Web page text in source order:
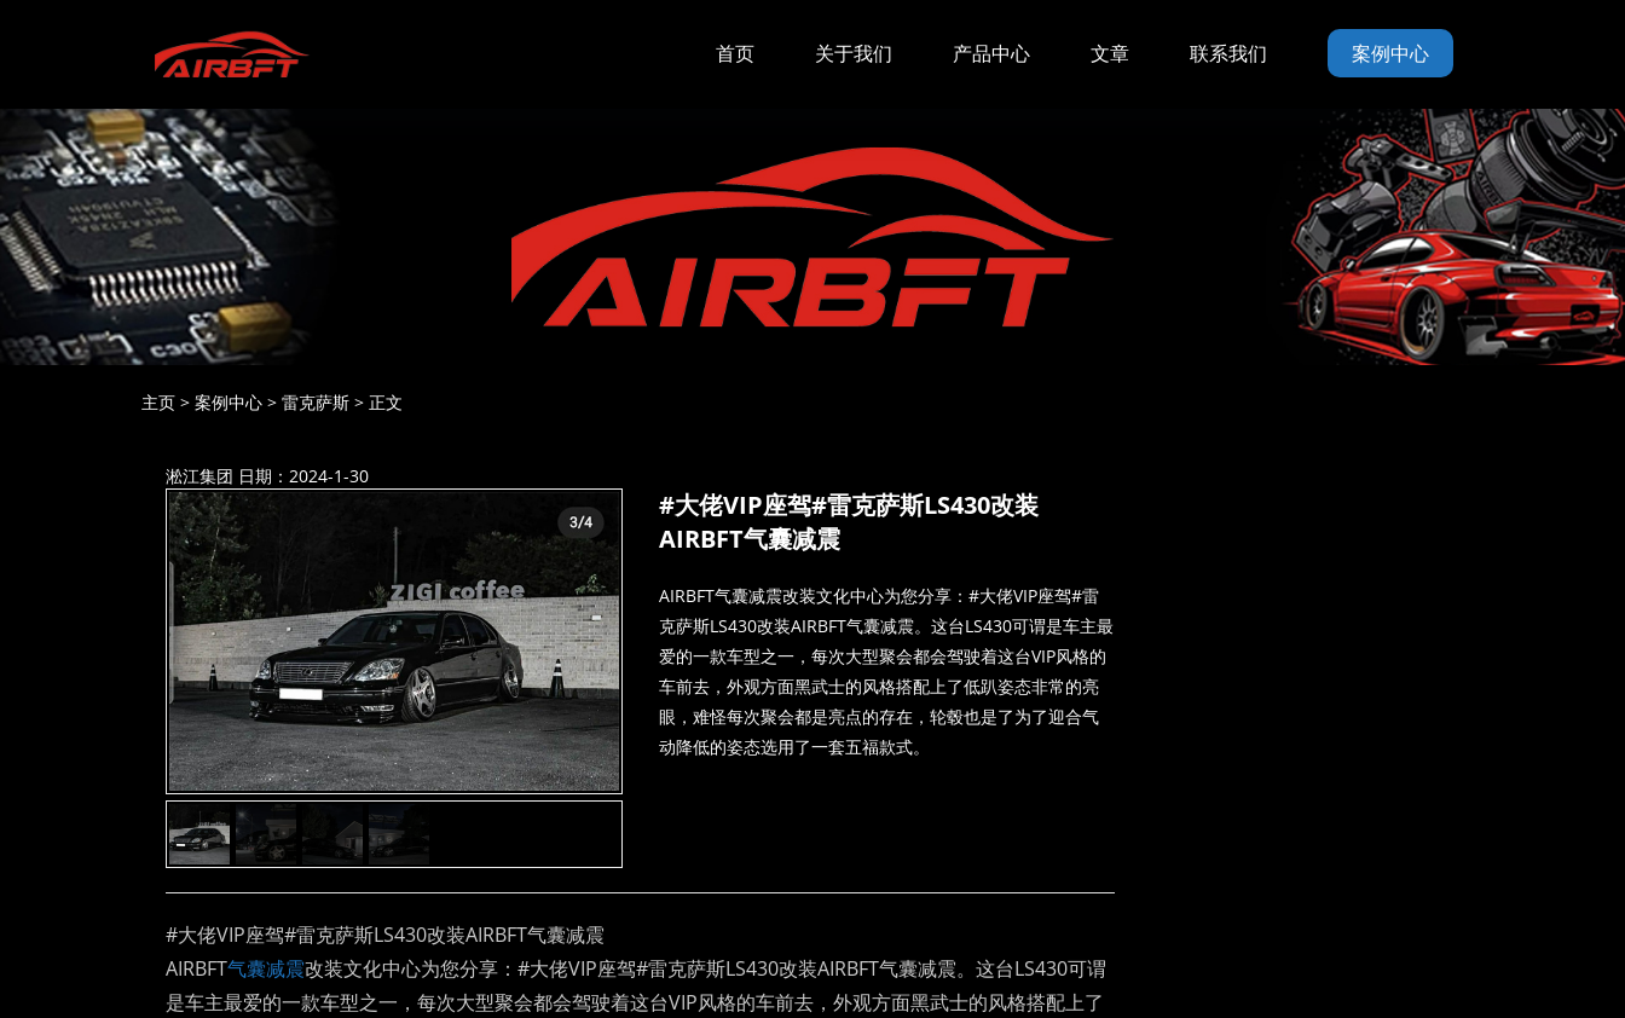
首页 关于我们 产品中心 文章 联系我们 案例中心
主页 > 案例中心 > 雷克萨斯 > 正文
淞江集团 日期：2024-1-30
#大佬VIP座驾#雷克萨斯LS430改装
AIRBFT气囊减震
AIRBFT气囊减震改装文化中心为您分享：#大佬VIP座驾#雷
克萨斯LS430改装AIRBFT气囊减震。这台LS430可谓是车主最
爱的一款车型之一，每次大型聚会都会驾驶着这台VIP风格的
车前去，外观方面黑武士的风格搭配上了低趴姿态非常的亮
眼，难怪每次聚会都是亮点的存在，轮毂也是了为了迎合气
动降低的姿态选用了一套五福款式。
#大佬VIP座驾#雷克萨斯LS430改装AIRBFT气囊减震
AIRBFT气囊减震改装文化中心为您分享：#大佬VIP座驾#雷克萨斯LS430改装AIRBFT气囊减震。这台LS430可谓
是车主最爱的一款车型之一，每次大型聚会都会驾驶着这台VIP风格的车前去，外观方面黑武士的风格搭配上了